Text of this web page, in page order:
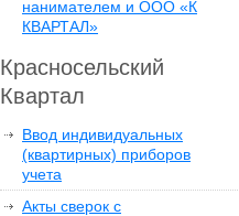
нанимателем и ООО «К
КВАРТАЛ»
Красносельский
Квартал
Ввод индивидуальных
(квартирных) приборов
учета
Акты сверок с